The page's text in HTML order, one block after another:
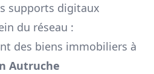
supports digitaux
du réseau :
des biens immobiliers à
Autruche